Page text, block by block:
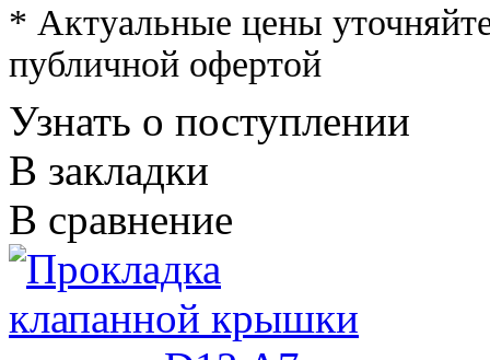
* Актуальные цены
публичной офертой
Узнать о поступлении
В закладки
В сравнение